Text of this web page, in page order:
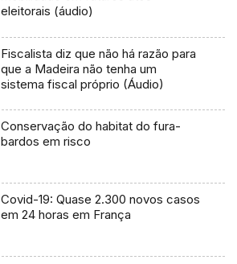
eleitorais (áudio)
Fiscalista diz que não há razão para
que a Madeira não tenha um
sistema fiscal próprio (Áudio)
Conservação do habitat do fura-
bardos em risco
Covid-19: Quase 2.300 novos casos
em 24 horas em França